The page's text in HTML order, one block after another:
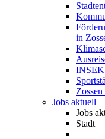
in
INSEK
Jobs aktuell
Jobs
Stadt